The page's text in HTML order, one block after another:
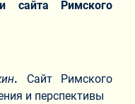
сайта Римского
. Сайт Римского
и перспективы